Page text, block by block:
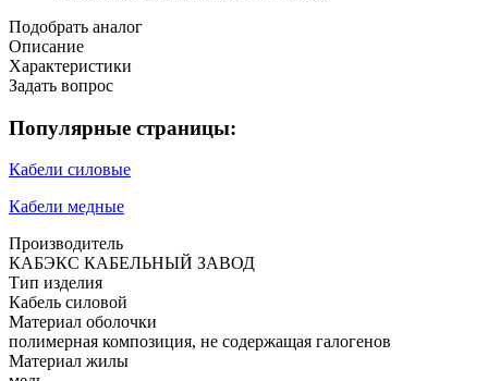
Подобрать аналог
Описание
Характеристики
Задать вопрос
Популярные страницы:
Кабели силовые
Кабели медные
Производитель
КАБЭКС КАБЕЛЬНЫЙ ЗАВОД
Тип изделия
Кабель силовой
Материал оболочки
полимерная композиция, не содержащая галогенов
Материал жилы